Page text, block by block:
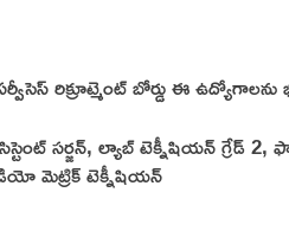
రిక్రూట్మెంట్ బోర్డు ఈ ఉద్యోగాలను
సర్జన్, ల్యాబ్ టెక్నీషియన్ గ్రేడ్ 2,
మెట్రిక్ టెక్నీషియన్